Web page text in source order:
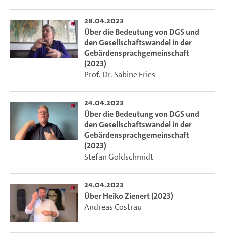
28.04.2023
Über die Bedeutung von DGS und
den Gesellschaftswandel in der
Gebärdensprachgemeinschaft
(2023)
Prof. Dr. Sabine Fries
24.04.2023
Über die Bedeutung von DGS und
den Gesellschaftswandel in der
Gebärdensprachgemeinschaft
(2023)
Stefan Goldschmidt
24.04.2023
Über Heiko Zienert (2023)
Andreas Costrau